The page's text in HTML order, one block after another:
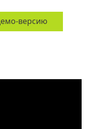
версию